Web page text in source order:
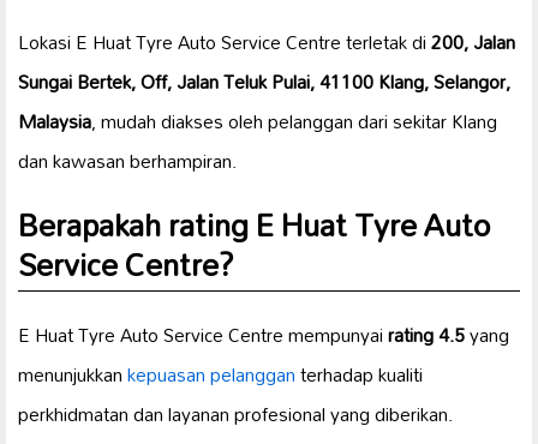
Lokasi E Huat Tyre Auto Service Centre terletak di200, Jalan
Sungai Bertek, Off, Jalan Teluk Pulai, 41100 Klang, Selangor,
Malaysia, mudah diakses oleh pelanggan dari sekitar Klang
dan kawasan berhampiran.
Berapakah rating E Huat Tyre Auto
Service Centre?
E Huat Tyre Auto Service Centre mempunyairating 4.5yang
menunjukkankepuasan pelangganterhadap kualiti
perkhidmatan dan layanan profesional yang diberikan.